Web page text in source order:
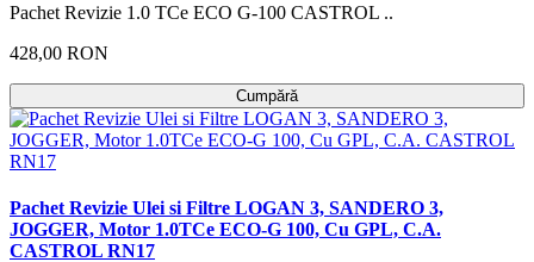
Pachet Revizie 1.0 TCe ECO G-100 CASTROL ..
428,00 RON
Cumpără
Pachet Revizie Ulei si Filtre LOGAN 3, SANDERO 3,
JOGGER, Motor 1.0TCe ECO-G 100, Cu GPL, C.A.
CASTROL RN17